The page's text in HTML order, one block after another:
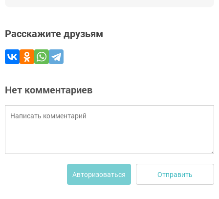
Расскажите друзьям
Нет комментариев
Авторизоваться Отправить